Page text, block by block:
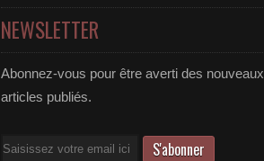
NEWSLETTER
Abonnez-vous pour être averti des nouveaux
articles publiés.
Email